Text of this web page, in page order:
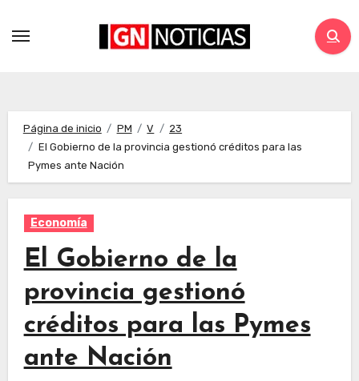
Página de inicio PM V
23
El Gobierno de la provincia gestionó créditos para las
Pymes ante Nación
Economía
El Gobierno de la
provincia gestionó
créditos para las Pymes
ante Nación